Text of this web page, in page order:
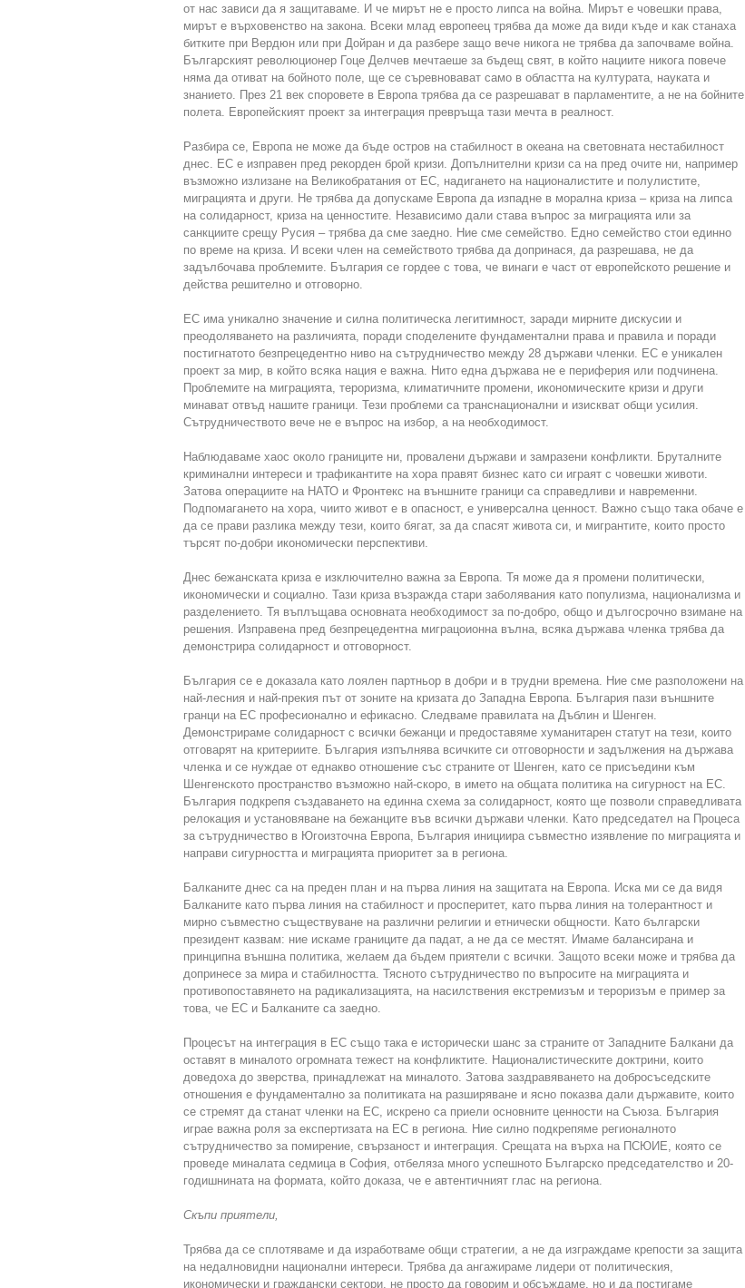
от нас зависи да я защитаваме. И че мирът не е просто липса на война. Мирът е човешки права,
мирът е върховенство на закона. Всеки млад европеец трябва да може да види къде и как станаха
битките при Вердюн или при Дойран и да разбере защо вече никога не трябва да започваме война.
Българският революционер Гоце Делчев мечтаеше за бъдещ свят, в който нациите никога повече
няма да отиват на бойното поле, ще се съревновават само в областта на културата, науката и
знанието. През 21 век споровете в Европа трябва да се разрешават в парламентите, а не на бойните
полета. Европейският проект за интеграция превръща тази мечта в реалност.
Разбира се, Европа не може да бъде остров на стабилност в океана на световната нестабилност
днес. ЕС е изправен пред рекорден брой кризи. Допълнителни кризи са на пред очите ни, например
възможно излизане на Великобратания от ЕС, надигането на националистите и полулистите,
миграцията и други. Не трябва да допускаме Европа да изпадне в морална криза – криза на липса
на солидарност, криза на ценностите. Независимо дали става въпрос за миграцията или за
санкциите срещу Русия – трябва да сме заедно. Ние сме семейство. Едно семейство стои единно
по време на криза. И всеки член на семейството трябва да допринася, да разрешава, не да
задълбочава проблемите. България се гордее с това, че винаги е част от европейското решение и
действа решително и отговорно.
ЕС има уникално значение и силна политическа легитимност, заради мирните дискусии и
преодоляването на различията, поради споделените фундаментални права и правила и поради
постигнатото безпрецедентно ниво на сътрудничество между 28 държави членки. ЕС е уникален
проект за мир, в който всяка нация е важна. Нито една държава не е периферия или подчинена.
Проблемите на миграцията, тероризма, климатичните промени, икономическите кризи и други
минават отвъд нашите граници. Тези проблеми са транснационални и изискват общи усилия.
Сътрудничеството вече не е въпрос на избор, а на необходимост.
Наблюдаваме хаос около границите ни, провалени държави и замразени конфликти. Бруталните
криминални интереси и трафикантите на хора правят бизнес като си играят с човешки животи.
Затова операциите на НАТО и Фронтекс на външните граници са справедливи и навременни.
Подпомагането на хора, чиито живот е в опасност, е универсална ценност. Важно също така обаче е
да се прави разлика между тези, които бягат, за да спасят живота си, и мигрантите, които просто
търсят по-добри икономически перспективи.
Днес бежанската криза е изключително важна за Европа. Тя може да я промени политически,
икономически и социално. Тази криза възражда стари заболявания като популизма, национализма и
разделението. Тя въплъщава основната необходимост за по-добро, общо и дългосрочно взимане на
решения. Изправена пред безпрецедентна миграцоионна вълна, всяка държава членка трябва да
демонстрира солидарност и отговорност.
България се е доказала като лоялен партньор в добри и в трудни времена. Ние сме разположени на
най-лесния и най-прекия път от зоните на кризата до Западна Европа. България пази външните
гранци на ЕС професионално и ефикасно. Следваме правилата на Дъблин и Шенген.
Демонстрираме солидарност с всички бежанци и предоставяме хуманитарен статут на тези, които
отговарят на критериите. България изпълнява всичките си отговорности и задължения на държава
членка и се нуждае от еднакво отношение със страните от Шенген, като се присъедини към
Шенгенското пространство възможно най-скоро, в името на общата политика на сигурност на ЕС.
България подкрепя създаването на единна схема за солидарност, която ще позволи справедливата
релокация и установяване на бежанците във всички държави членки. Като председател на Процеса
за сътрудничество в Югоизточна Европа, България инициира съвместно изявление по миграцията и
направи сигурността и миграцията приоритет за в региона.
Балканите днес са на преден план и на първа линия на защитата на Европа. Иска ми се да видя
Балканите като първа линия на стабилност и просперитет, като първа линия на толерантност и
мирно съвместно съществуване на различни религии и етнически общности. Като български
президент казвам: ние искаме границите да падат, а не да се местят. Имаме балансирана и
принципна външна политика, желаем да бъдем приятели с всички. Защото всеки може и трябва да
допринесе за мира и стабилността. Тясното сътрудничество по въпросите на миграцията и
противопоставянето на радикализацията, на насилствения екстремизъм и тероризъм е пример за
това, че ЕС и Балканите са заедно.
Процесът на интеграция в ЕС също така е исторически шанс за страните от Западните Балкани да
оставят в миналото огромната тежест на конфликтите. Националистическите доктрини, които
доведоха до зверства, принадлежат на миналото. Затова заздравяването на добросъседските
отношения е фундаментално за политиката на разширяване и ясно показва дали държавите, които
се стремят да станат членки на ЕС, искрено са приели основните ценности на Съюза. България
играе важна роля за експертизата на ЕС в региона. Ние силно подкрепяме регионалното
сътрудничество за помирение, свързаност и интеграция. Срещата на върха на ПСЮИЕ, която се
проведе миналата седмица в София, отбеляза много успешното Българско председателство и 20-
годишнината на формата, който доказа, че е автентичният глас на региона.
Скъпи приятели,
Трябва да се сплотяваме и да изработваме общи стратегии, а не да изграждаме крепости за защита
на недалновидни национални интереси. Трябва да ангажираме лидери от политическия,
икономически и граждански сектори, не просто да говорим и обсъждаме, но и да постигаме